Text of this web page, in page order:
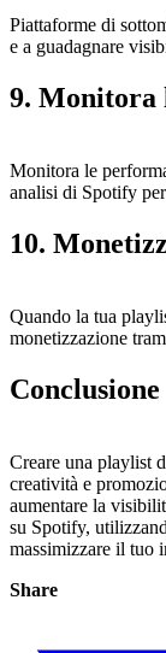
Piattaforme di
e a guadagnare
9. Monitora
Monitora le
analisi di Spotify
10.
Quando la tua
monetizzazione
Conclusione
Creare una playlist
creatività e
aumentare la
su Spotify,
massimizzare il tuo
Share